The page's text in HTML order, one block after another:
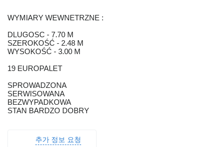
WYMIARY WEWNETRZNE :
DLUGOSC - 7.70 M
SZEROKOŚĆ - 2.48 M
WYSOKOŚĆ - 3.00 M
19 EUROPALET
SPROWADZONA
SERWISOWANA
BEZWYPADKOWA
STAN BARDZO DOBRY
추가 정보 요청